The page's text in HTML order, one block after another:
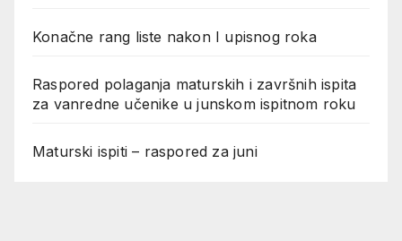
Konačne rang liste nakon I upisnog roka
Raspored polaganja maturskih i završnih ispita
za vanredne učenike u junskom ispitnom roku
Maturski ispiti – raspored za juni